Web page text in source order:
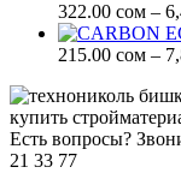
322.00 сом –
215.00 сом –
Есть вопросы?
21 33 77